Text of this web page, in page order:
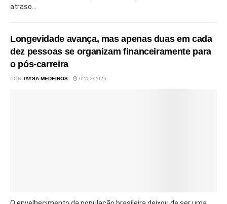
atraso...
Longevidade avança, mas apenas duas em cada
dez pessoas se organizam financeiramente para
o pós-carreira
POR TAYSA MEDEIROS 02/02/2026